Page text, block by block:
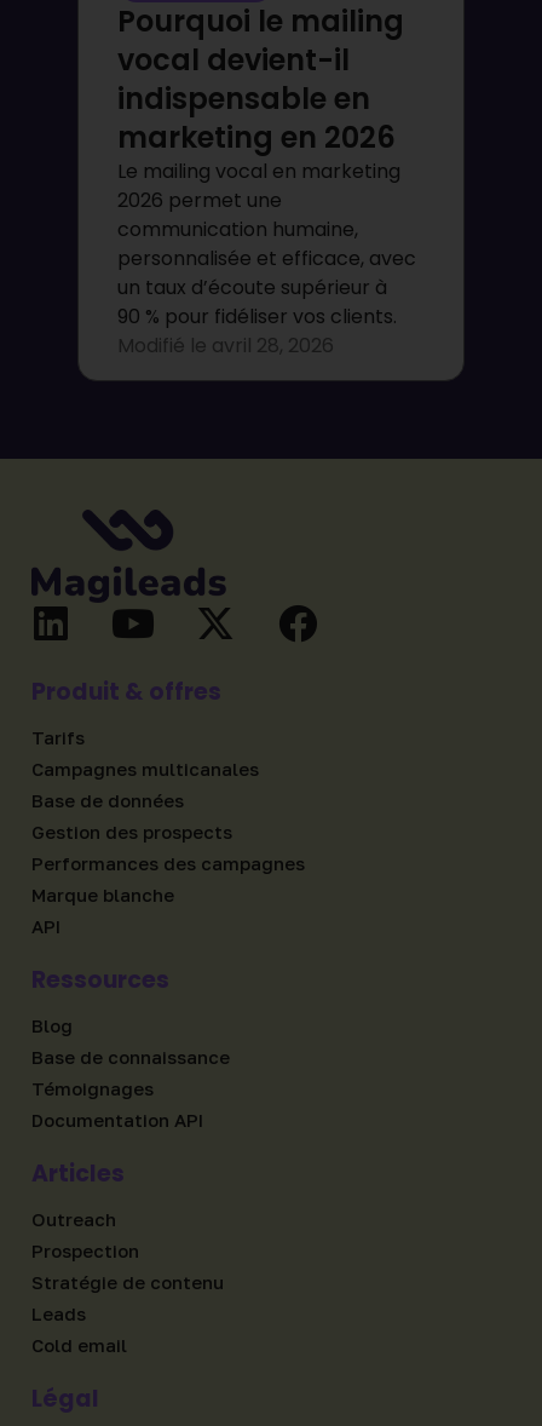
Pourquoi le mailing
vocal devient-il
indispensable en
marketing en 2026
Le mailing vocal en marketing
2026 permet une
communication humaine,
personnalisée et efficace, avec
un taux d’écoute supérieur à
90 % pour fidéliser vos clients.
Modifié le avril 28, 2026
Produit & offres
Tarifs
Campagnes multicanales
Base de données
Gestion des prospects
Performances des campagnes
Marque blanche
API
Ressources
Blog
Base de connaissance
Témoignages
Documentation API
Articles
Outreach
Prospection
Stratégie de contenu
Leads
Cold email
Légal